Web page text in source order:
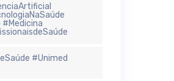
#Unimed